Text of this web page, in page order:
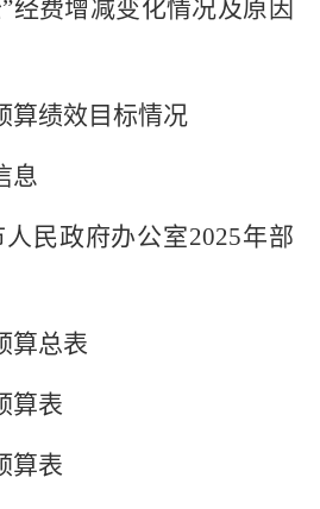
经费增减变化情况及原因
算绩效目标情况
息
人民政府办公室2025年部
算总表
算表
算表